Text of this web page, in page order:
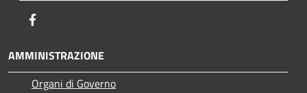
AMMINISTRAZIONE
Organi di Governo